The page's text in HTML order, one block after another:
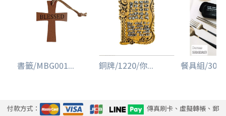
書籤/MBG001... 銅牌/1220/你... 餐具組/
付款方式：
傳真刷卡、虛擬轉帳、郵